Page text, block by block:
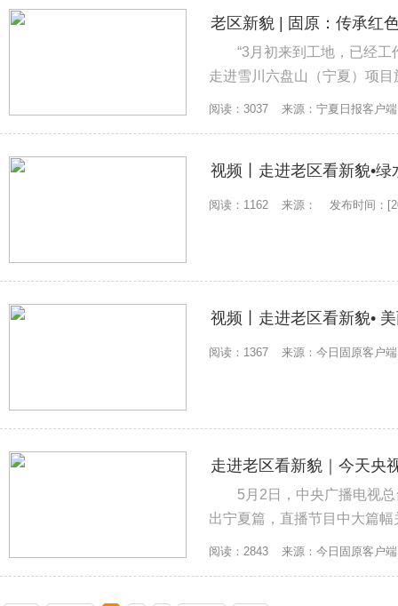
老区新貌 | 固原：传承红
“3月初来到工地，已经
走进雪川六盘山（宁夏）项
北、四川等地的500多名工人
阅读：3037 来源：宁夏日报客户端
视频丨走进老区看新貌•
阅读：1162 来源： 发布时间：
视频丨走进老区看新貌•
阅读：1367 来源：今日固原客户端
走进老区看新貌｜今天央
5月2日，中央广播电视
出宁夏篇，直播节目中大篇
固原振兴发展、笃定前行的
阅读：2843 来源：今日固原客户端